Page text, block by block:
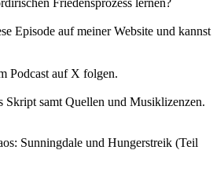
Friedensprozess lernen?
Episode auf meiner Website und kannst
Podcast auf X folgen.
Skript samt Quellen und Musiklizenzen.
Sunningdale und Hungerstreik (Teil